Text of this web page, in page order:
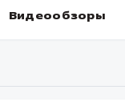
Видеообзоры